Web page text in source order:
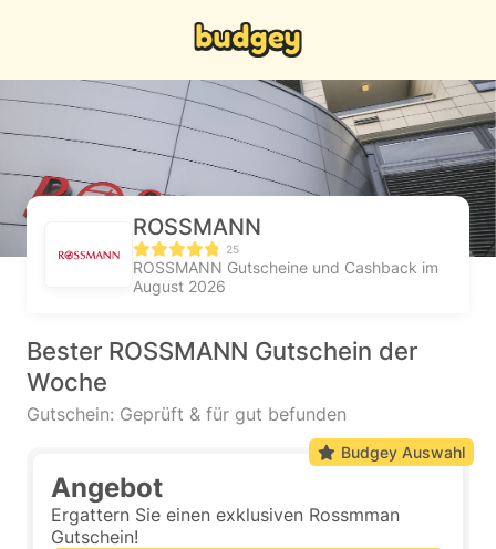
ROSSMANN
25
ROSSMANN Gutscheine und Cashback im
August 2026
Bester ROSSMANN Gutschein der
Woche
Gutschein: Geprüft & für gut befunden
Angebot
Ergattern Sie einen exklusiven Rossmman
Gutschein!
Budgey Auswahl